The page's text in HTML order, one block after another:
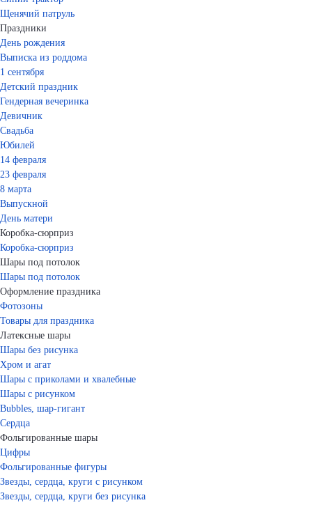
Щенячий патруль
Праздники
День рождения
Выписка из роддома
1 сентября
Детский праздник
Гендерная вечеринка
Девичник
Свадьба
Юбилей
14 февраля
23 февраля
8 марта
Выпускной
День матери
Коробка-сюрприз
Коробка-сюрприз
Шары под потолок
Шары под потолок
Оформление праздника
Фотозоны
Товары для праздника
Латексные шары
Шары без рисунка
Хром и агат
Шары с приколами и хвалебные
Шары с рисунком
Bubbles, шар-гигант
Сердца
Фольгированные шары
Цифры
Фольгированные фигуры
Звезды, сердца, круги с рисунком
Звезды, сердца, круги без рисунка